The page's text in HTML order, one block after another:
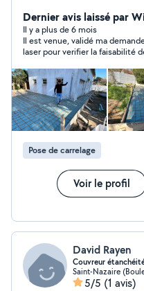
Dernier avis laissé par
Il y a plus de 6 mois
Il est venue, validé ma
laser pour verifier la faisabilité
laisse juge d’évaluer cet
attitude correcte.
Pose de carrelage
Voir le profil
David Rayen
Couvreur
Saint-Nazaire
5/5 (1 avis)